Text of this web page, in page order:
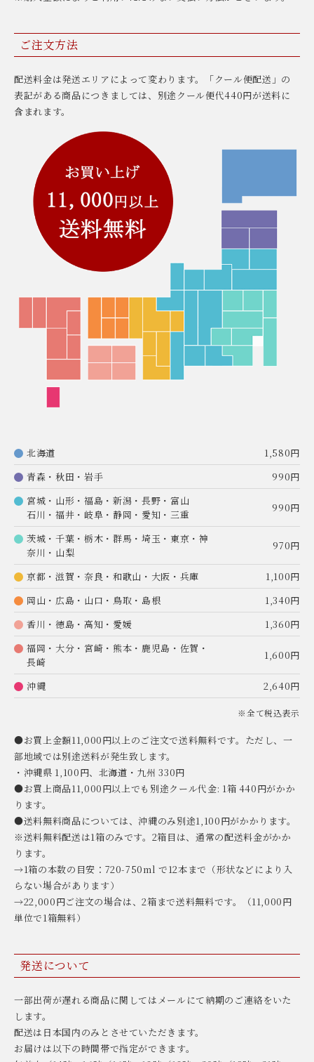
ご注文方法
配送料金は発送エリアによって変わります。「クール便配送」の
表記がある商品につきましては、別途クール便代440円が送料に
含まれます。
北海道
1,580円
青森・秋田・岩手
990円
宮城・山形・福島・新潟・長野・富山
石川・福井・岐阜・静岡・愛知・三重
990円
茨城・千葉・栃木・群馬・埼玉・東京・神
奈川・山梨
970円
京都・滋賀・奈良・和歌山・大阪・兵庫
1,100円
岡山・広島・山口・鳥取・島根
1,340円
香川・徳島・高知・愛媛
1,360円
福岡・大分・宮崎・熊本・鹿児島・佐賀・
長崎
1,600円
沖縄 2,640円
※全て税込表示
●お買上金額11,000円以上のご注文で送料無料です。ただし、一
部地域では別途送料が発生致します。
・沖縄県 1,100円、北海道・九州 330円
●お買上商品11,000円以上でも別途クール代金: 1箱 440円がかか
ります。
●送料無料商品については、沖縄のみ別途1,100円がかかります。
※送料無料配送は1箱のみです。2箱目は、通常の配送料金がかか
ります。
→1箱の本数の目安：720-750ml で12本まで（形状などにより入
らない場合があります）
→22,000円ご注文の場合は、2箱まで送料無料です。（11,000円
単位で1箱無料）
発送について
一部出荷が遅れる商品に関してはメールにて納期のご連絡をいた
します。
配送は日本国内のみとさせていただきます。
お届けは以下の時間帯で指定ができます。